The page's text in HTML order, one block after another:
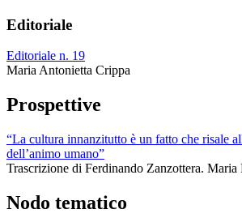
Editoriale
Editoriale n. 19
Maria Antonietta Crippa
Prospettive
“La cultura innanzitutto è un fatto che risale
dell’animo umano”
Trascrizione di Ferdinando Zanzottera. Maria
Nodo tematico